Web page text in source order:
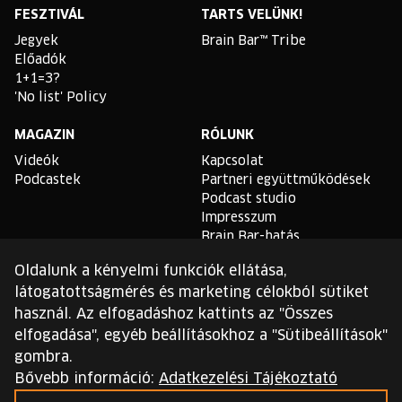
FESZTIVÁL
Jegyek
Előadók
1+1=3?
'No list' Policy
TARTS VELÜNK!
Brain Bar™ Tribe
MAGAZIN
Videók
Podcastek
RÓLUNK
Kapcsolat
Partneri együttműködések
Podcast studio
Impresszum
Brain Bar-hatás
TLDR
Általános Szerződési
Feltételek
Sütikezelési Szabályzat
Adatvédelmi Szabályzat
Oldalunk a kényelmi funkciók ellátása,
látogatottságmérés és marketing célokból sütiket
használ. Az elfogadáshoz kattints az "Összes
elfogadása", egyéb beállításokhoz a "Sütibeállítások"
gombra.
Bővebb információ: Adatkezelési Tájékoztató